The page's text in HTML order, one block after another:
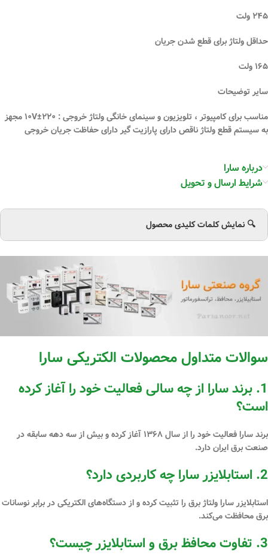
۲۴۵ ولت
حداقل ولتاژ برای قطع شدن جریان
۱۶۵ ولت
سایر توضیحات
مناسب برای کامپیوتر ، تلویزیون و سینمای خانگی ولتاژ خروجی : ۲۲۰±۱۰V مجهز
به سیستم قطع ولتاژ ناقص دارای پارازیت گیر دارای حفاظت جریان خروجی
درباره سارا
شرایط ارسال و تحویل
🔍 نمایش کلمات کلیدی محصول
سوالات متداول محصولات الکتریکی سارا
1. برند سارا از چه سالی فعالیت خود را آغاز کرده
است؟
برند سارا فعالیت خود را از سال ۱۳۶۸ آغاز کرده و بیش از سه دهه سابقه در
صنعت برق ایران دارد.
2. استابلایزر سارا چه کاربردی دارد؟
استابلایزر سارا ولتاژ برق را تثبیت کرده و از دستگاه‌های الکتریکی در برابر نوسانات
برق محافظت می‌کند.
3. تفاوت محافظ برق و استابلایزر چیست؟